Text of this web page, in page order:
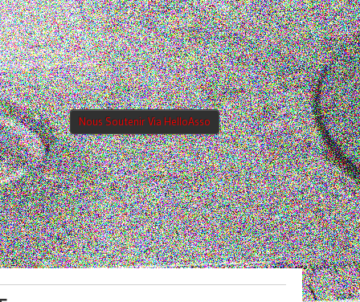
Nous Soutenir Via HelloAsso